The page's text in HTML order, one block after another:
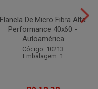
Flanela De Micro Fibra Alta
Performance 40x60 -
Autoamérica
Código: 10213
Embalagem: 1